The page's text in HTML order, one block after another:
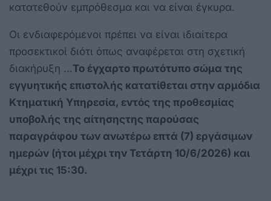
κατατεθούν εμπρόθεσμα και να είναι έγκυρα.
Οι ενδιαφερόμενοι πρέπει να είναι ιδιαίτερα
προσεκτικοί διότι όπως αναφέρεται στη σχετική
διακήρυξη …Το έγχαρτο πρωτότυπο σώμα της
εγγυητικής επιστολής κατατίθεται στην αρμόδια
Κτηματική Υπηρεσία, εντός της προθεσμίας
υποβολής της αίτησηςτης παρούσας
παραγράφου των ανωτέρω επτά (7) εργάσιμων
ημερών (ήτοι μέχρι την Τετάρτη 10/6/2026) και
μέχρι τις 15:30.